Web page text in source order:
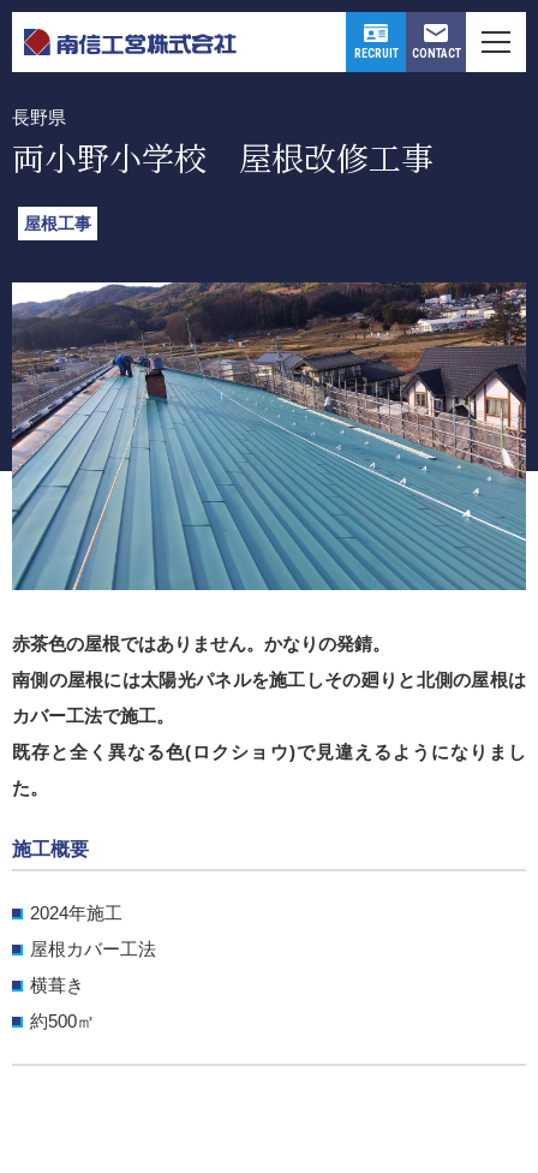
RECRUIT CONTACT
WORKS
長野県
両小野小学校 屋根改修工事
屋根工事
赤茶色の屋根ではありません。かなりの発錆。
南側の屋根には太陽光パネルを施工しその廻りと北側の屋根は
カバー工法で施工。
既存と全く異なる色(ロクショウ)で見違えるようになりまし
た。
施工概要
2024年施工
屋根カバー工法
横葺き
約500㎡